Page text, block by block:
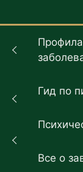
Гид по
Все о